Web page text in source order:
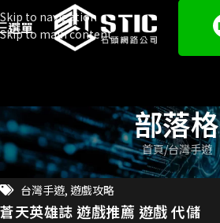
Skip to navigation
Skip to main content
選單
部落格
首頁 台灣手遊
台灣手遊, 遊戲攻略
蒼天英雄誌 遊戲推薦 遊戲 代儲